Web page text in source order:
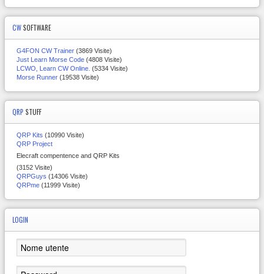
CWSOFTWARE
G4FON CW Trainer (3869 Visite)
Just Learn Morse Code (4808 Visite)
LCWO, Learn CW Online. (5334 Visite)
Morse Runner (19538 Visite)
QRP STUFF
QRP Kits (10990 Visite)
QRP Project
Elecraft compentence and QRP Kits
(3152 Visite)
QRPGuys (14306 Visite)
QRPme (11999 Visite)
LOGIN